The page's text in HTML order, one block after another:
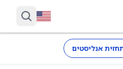
אנליסטים